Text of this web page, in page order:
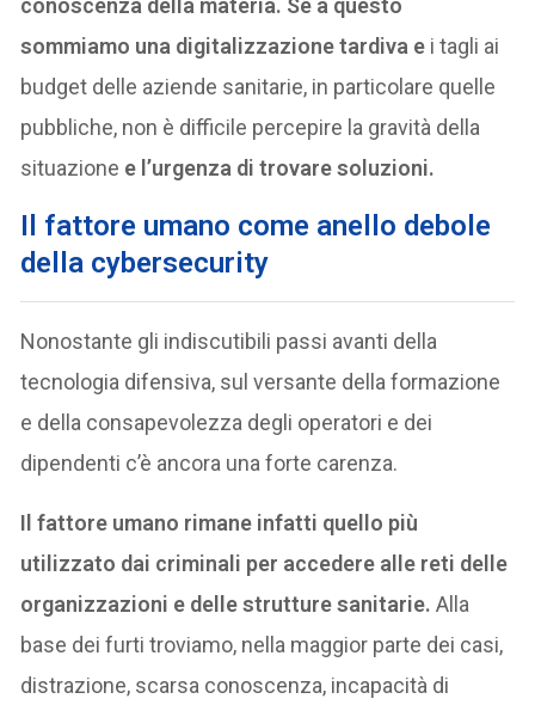
sommiamo una digitalizzazione tardiva e i tagli ai
budget delle aziende sanitarie, in particolare quelle
pubbliche, non è difficile percepire la gravità della
situazione e l’urgenza di trovare soluzioni.
Il fattore umano come anello debole
della cybersecurity
Nonostante gli indiscutibili passi avanti della
tecnologia difensiva, sul versante della formazione
e della consapevolezza degli operatori e dei
dipendenti c’è ancora una forte carenza.
Il fattore umano rimane infatti quello più
utilizzato dai criminali per accedere alle reti delle
organizzazioni e delle strutture sanitarie. Alla
base dei furti troviamo, nella maggior parte dei casi,
distrazione, scarsa conoscenza, incapacità di